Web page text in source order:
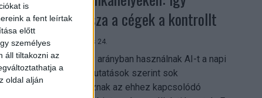
is
a fent leírtak
előtt
személyes
áll tiltakozni az
a
oldal alján
szerezhetik vissza a cégek a kontrollt
Digital Center 2026. július 24.
A munkavállalók nagy arányban használnak AI-t a napi
munkában, ám friss kutatások szerint sok
szervezetnél hiányoznak az ehhez kapcsolódó